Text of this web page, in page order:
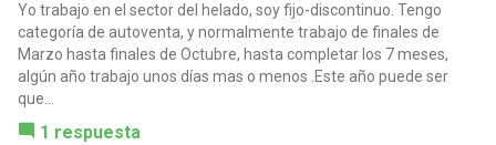
Yo trabajo en el sector del helado, soy fijo-discontinuo. Tengo
categoría de autoventa, y normalmente trabajo de finales de
Marzo hasta finales de Octubre, hasta completar los 7 meses,
algún año trabajo unos días mas o menos .Este año puede ser
que...
1 respuesta